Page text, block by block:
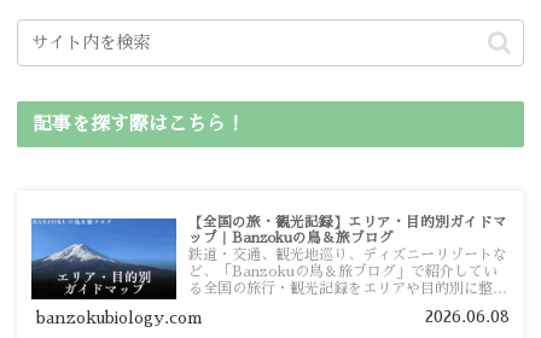
記事を探す際はこちら！
【全国の旅・観光記録】エリア・目的別ガイドマ
ップ｜Banzokuの鳥＆旅ブログ
鉄道・交通、観光地巡り、ディズニーリゾートな
ど、「Banzokuの鳥＆旅ブログ」で紹介してい
る全国の旅行・観光記録をエリアや目的別に整理
ガイドマップからスムーズに見つけていただけま
banzokubiology.com 2026.06.08